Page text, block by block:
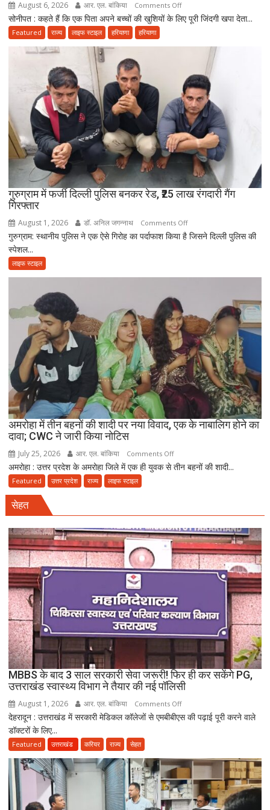
August 6, 2026 आर. एल. बांकिया Comments Offon
पिता
अंतिम
नहीं
आई
आत्मनिर्भर
बेटियां,
चिता
पर
अकेले
विदा
हो
वृद्धाश्रम
सोनीपत : कहते हैं कि एक पिता अपने बच्चों की खुशियों के लिए पूरी जिंदगी खपा देता...
Featured राज्य लाइफ स्टाइल हरियाणा हरियाणा
गुरुग्राम में फर्जी दिल्ली पुलिस बनकर रेड, ₹25 लाख रंगदारी गैंग
गिरफ्तार
August 1, 2026 डॉ. अनिल जगन्नाथ Comments Offon
गुरुग्राम
दिल्ली
रेड,
₹25
लाख
रंगदारी
गैंग
गिरफ्तार
गुरुग्राम: स्थानीय पुलिस ने एक ऐसे गिरोह का पर्दाफाश किया है जिसने दिल्ली पुलिस की
स्पेशल...
लाइफ स्टाइल
अमरोहा में तीन बहनों की शादी पर नया विवाद, एक के नाबालिग होने का
दावा; CWC ने जारी किया नोटिस
July 25, 2026 आर. एल. बांकिया Comments Offon
अमरोहा
की
शादी
पर
नया
विवाद,
के
नाबालिग
का
दावा;
CWC
ने
जारी
किया
नोटिस
अमरोहा : उत्तर प्रदेश के अमरोहा जिले में एक ही युवक से तीन बहनों की शादी...
Featured उत्तर प्रदेश राज्य लाइफ स्टाइल
सेहत
MBBS के बाद 3 साल सरकारी सेवा जरूरी! फिर ही कर सकेंगे PG,
उत्तराखंड स्वास्थ्य विभाग ने तैयार की नई पॉलिसी
August 1, 2026 आर. एल. बांकिया Comments Offon
MBBS
3
साल
सरकारी
सेवा
देहरादून : उत्तराखंड में सरकारी मेडिकल कॉलेजों से एमबीबीएस की पढ़ाई पूरी करने वाले
डॉक्टरों के लिए...
Featured उत्तराखंड करियर राज्य सेहत